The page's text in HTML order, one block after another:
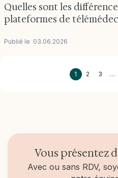
Quelles sont les
plateformes de
Publié le 03.06.2026
1 2 3 …
Vous présentez
Avec ou sans RDV,